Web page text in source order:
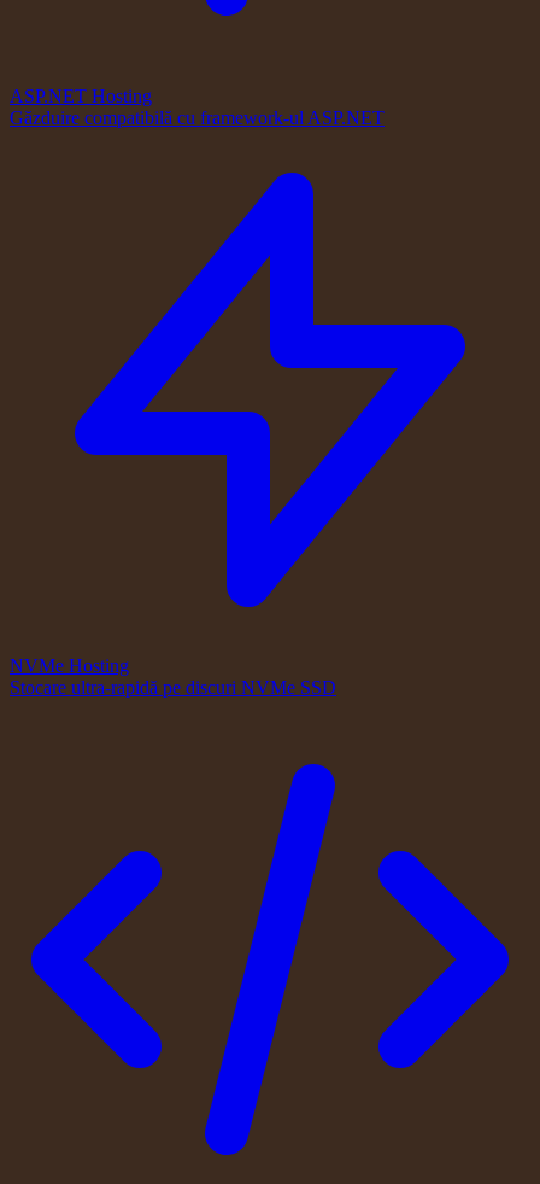
ASP.NET Hosting
Găzduire compatibilă cu framework-ul ASP.NET
NVMe Hosting
Stocare ultra-rapidă pe discuri NVMe SSD